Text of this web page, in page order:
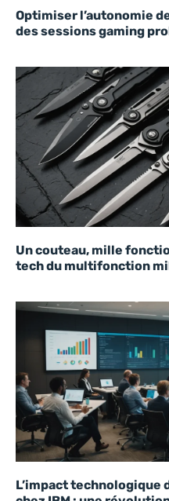
Optimiser l’autonomie
des sessions gaming
Un couteau, mille
tech du multifonction
L’impact technologique